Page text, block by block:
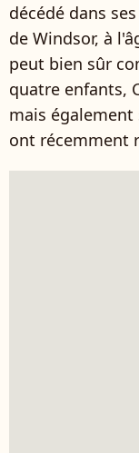
décédé dans
de Windsor, à
peut bien sûr
quatre enfants,
mais
ont récemment